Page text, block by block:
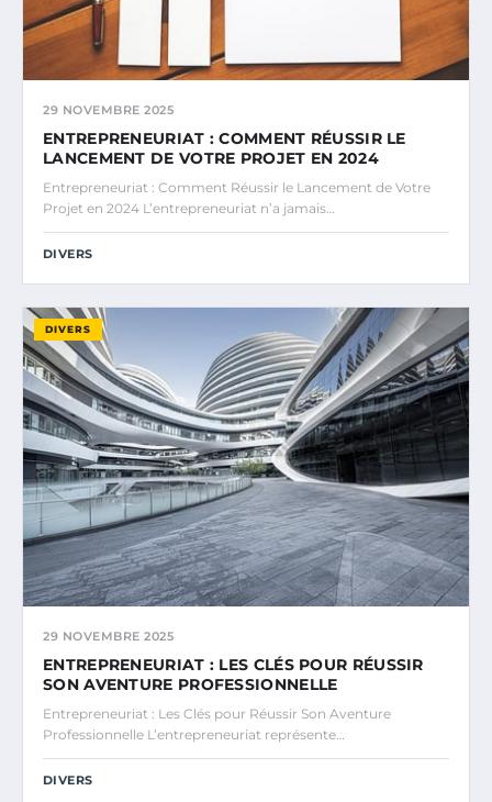
29 NOVEMBRE 2025
ENTREPRENEURIAT : COMMENT RÉUSSIR LE
LANCEMENT DE VOTRE PROJET EN 2024
Entrepreneuriat : Comment Réussir le Lancement de Votre
Projet en 2024 L’entrepreneuriat n’a jamais…
DIVERS
DIVERS
29 NOVEMBRE 2025
ENTREPRENEURIAT : LES CLÉS POUR RÉUSSIR
SON AVENTURE PROFESSIONNELLE
Entrepreneuriat : Les Clés pour Réussir Son Aventure
Professionnelle L’entrepreneuriat représente…
DIVERS